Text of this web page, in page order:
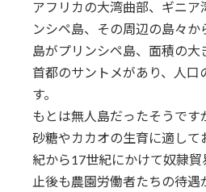
アフリカの大湾曲部、ギニ
ンシペ島、その周辺の島々
島がプリンシペ島、面積の
首都のサントメがあり、人口
す。
もとは無人島だったそうです
砂糖やカカオの生育に適し
紀から17世紀にかけて奴隷
止後も農園労働者たちの待